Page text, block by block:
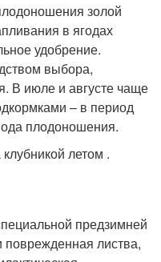
золой
в ягодах
удобрение.
выбора,
В июле и августе чаще
– в период
плодоношения.
летом .
предзимней
поврежденная листва,